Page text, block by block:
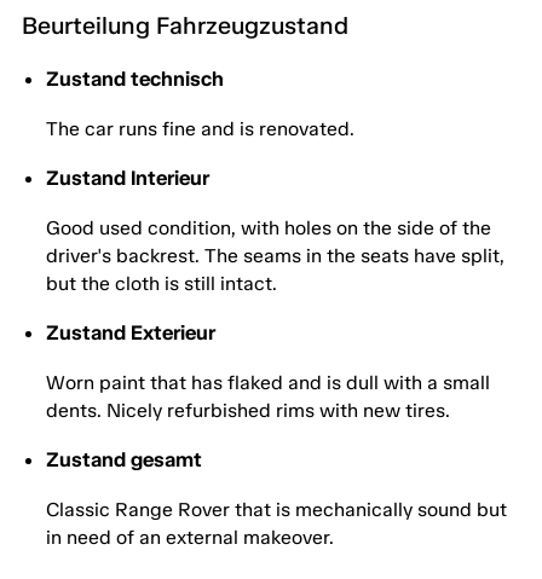
Beurteilung Fahrzeugzustand
Zustand technisch
The car runs fine and is renovated.
Zustand Interieur
Good used condition, with holes on the side of the
driver's backrest. The seams in the seats have split,
but the cloth is still intact.
Zustand Exterieur
Worn paint that has flaked and is dull with a small
dents. Nicely refurbished rims with new tires.
Zustand gesamt
Classic Range Rover that is mechanically sound but
in need of an external makeover.